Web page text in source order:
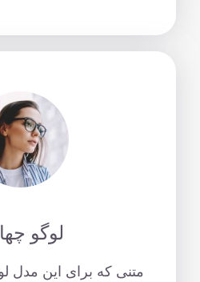
لوگو چهارم
متنی که برای این مدل لوگو